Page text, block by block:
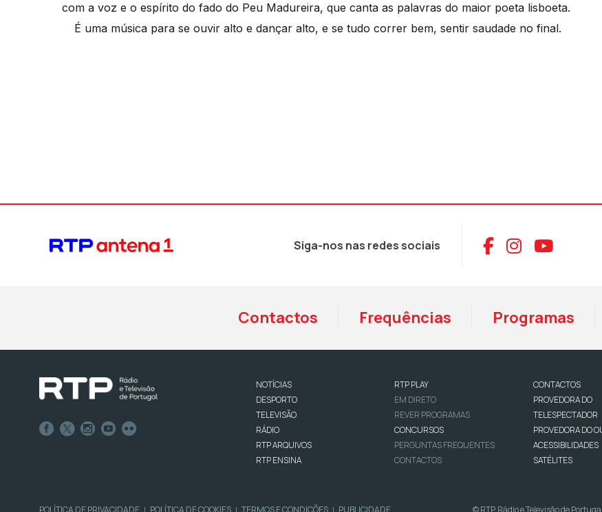
com a voz e o espírito do fado do Peu Madureira, que canta as palavras do maior poeta lisboeta.
É uma música para se ouvir alto e dançar alto, e se tudo correr bem, sentir saudade no final.
Siga-nos nas redes sociais Aceder ao
Aceder
Contactos Frequências Programas
NOTÍCIAS
DESPORTO
TELEVISÃO
RÁDIO
RTP ARQUIVOS
RTP ENSINA
RTP PLAY
EM DIRETO
REVER PROGRAMAS
CONCURSOS
PERGUNTAS FREQUENTES
CONTACTOS
CONTACTOS
PROVEDORA DO
TELESPECTADOR
PROVEDORA DO
ACESSIBILIDADES
SATÉLITES